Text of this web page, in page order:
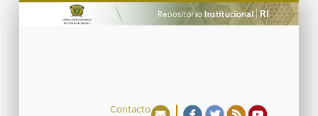
Contacto